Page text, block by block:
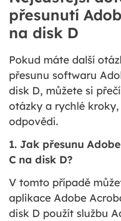
přesunutí
na disk D
Pokud máte další
přesunu softwaru
disk D, můžete si
otázky a rychlé
odpovědi.
1. Jak přesunu
C na disk D?
V tomto případě
aplikace Adobe
disk D použít službu